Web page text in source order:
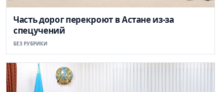
Часть дорог перекроют в Астане из-за
спецучений
БЕЗ РУБРИКИ